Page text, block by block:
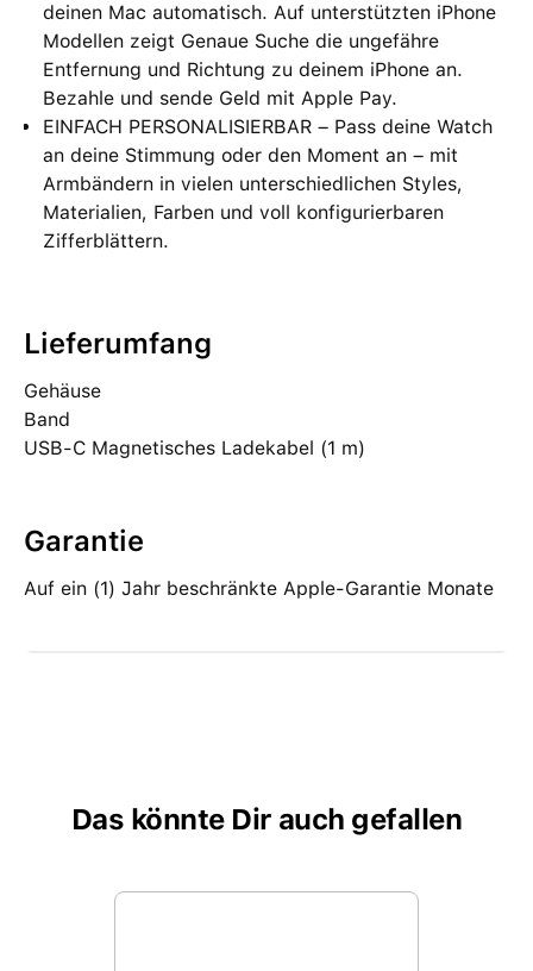
deinen Mac automatisch. Auf unterstützten iPhone
Modellen zeigt Genaue Suche die ungefähre
Entfernung und Richtung zu deinem iPhone an.
Bezahle und sende Geld mit Apple Pay.
EINFACH PERSONALISIERBAR – Pass deine Watch
an deine Stimmung oder den Moment an – mit
Armbändern in vielen unterschiedlichen Styles,
Materialien, Farben und voll konfigurierbaren
Zifferblättern.
Lieferumfang
Gehäuse
Band
USB-C Magnetisches Ladekabel (1 m)
Garantie
Auf ein (1) Jahr beschränkte Apple-Garantie Monate
Das könnte Dir auch gefallen
Produktgalerie überspringen